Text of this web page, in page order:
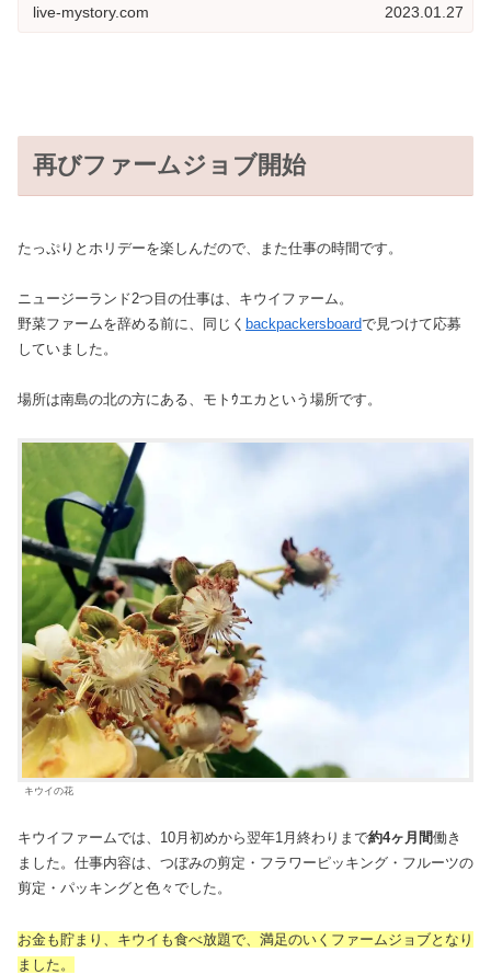
live-mystory.com 2023.01.27
再びファームジョブ開始
たっぷりとホリデーを楽しんだので、また仕事の時間です。
ニュージーランド2つ目の仕事は、キウイファーム。
野菜ファームを辞める前に、同じく backpackersboardで見つけて応募
していました。
場所は南島の北の方にある、モトｳエカという場所です。
キウイの花
キウイファームでは、10月初めから翌年1月終わりまで約4ヶ月間働き
ました。仕事内容は、つぼみの剪定・フラワーピッキング・フルーツの
剪定・パッキングと色々でした。
お金も貯まり、キウイも食べ放題で、満足のいくファームジョブとなり
ました。